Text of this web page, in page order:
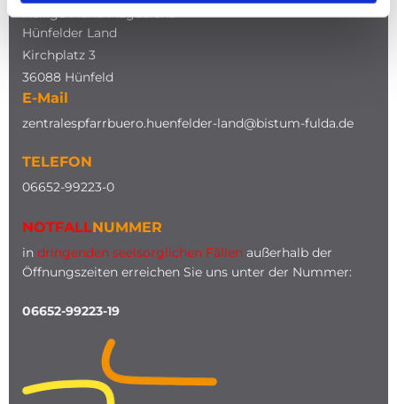
Heilige Maria Magdalena
Hünfelder Land
Kirchplatz 3
36088 Hünfeld
E-Mail
zentralespfarrbuero.huenfelder-land@bistum-fulda.de
TELEFON
06652-99223-0
NOTFALLNUMMER
in dringenden seelsorglichen Fällen außerhalb der
Öffnungszeiten erreichen Sie uns unter der Nummer:
06652-99223-19